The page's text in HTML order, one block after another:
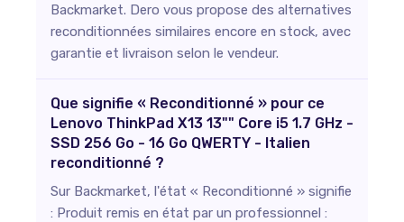
Backmarket. Dero vous propose des alternatives
reconditionnées similaires encore en stock, avec
garantie et livraison selon le vendeur.
Que signifie « Reconditionné » pour ce
Lenovo ThinkPad X13 13"" Core i5 1.7 GHz -
SSD 256 Go - 16 Go QWERTY - Italien
reconditionné ?
Sur Backmarket, l'état « Reconditionné » signifie
: Produit remis en état par un professionnel :